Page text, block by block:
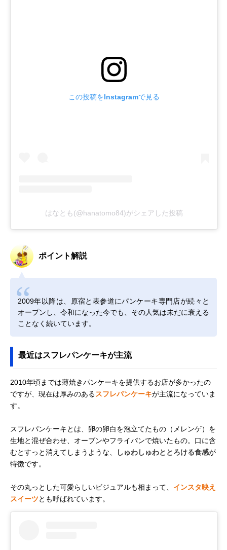
この投稿をInstagramで見る
はなとも(@hanatomo84)がシェアした投稿
ポイント解説
2009年以降は、原宿と表参道にパンケーキ専門店が続々と
オープンし、令和になった今でも、その人気は未だに衰える
ことなく続いています。
最近はスフレパンケーキが主流
2010年頃までは薄焼きパンケーキを提供するお店が多かったの
ですが、現在は厚みのあるスフレパンケーキが主流になっていま
す。
スフレパンケーキとは、卵の卵白を泡立てたもの（メレンゲ）を
生地と混ぜ合わせ、オーブンやフライパンで焼いたもの。口に含
むとすっと消えてしまうような、
しゅわしゅわととろける食感が
特徴です。
その丸っとした可愛らしいビジュアルも相まって、 インスタ映え
スイーツとも呼ばれています。